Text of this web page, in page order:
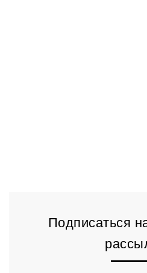
Подписаться